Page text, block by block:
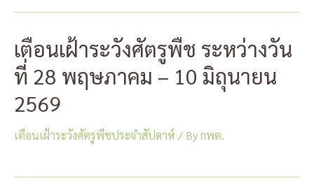
เตือนเฝ้าระวังศัตรูพืช ระหว่างวัน
ที่ 28 พฤษภาคม – 10 มิถุนายน
2569
เตือนเฝ้าระวังศัตรูพืชประจำสัปดาห์ / Byกพต.